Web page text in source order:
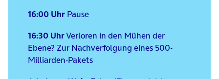
16:00 Uhr Pause
16:30 UhrVerloren in den Mühen der
Ebene? Zur Nachverfolgung eines 500-
Milliarden-Pakets